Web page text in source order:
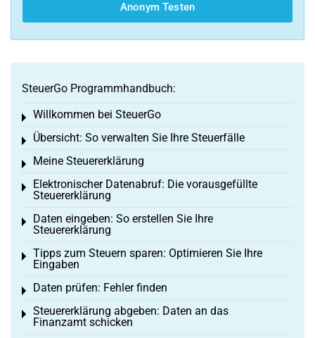
Anonym Testen
SteuerGo Programmhandbuch:
Willkommen bei SteuerGo
Toggle menu
Übersicht: So verwalten Sie Ihre Steuerfälle
Toggle menu
Meine Steuererklärung
Toggle menu
Elektronischer Datenabruf: Die vorausgefüllte
Steuererklärung
Toggle menu
Daten eingeben: So erstellen Sie Ihre
Steuererklärung
Toggle menu
Tipps zum Steuern sparen: Optimieren Sie Ihre
Eingaben
Toggle menu
Daten prüfen: Fehler finden
Toggle menu
Steuererklärung abgeben: Daten an das
Finanzamt schicken
Toggle menu